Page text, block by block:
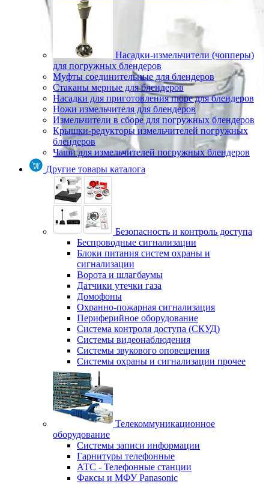
Насадки-измельчители (чопперы)
для погружных блендеров
Муфты соединительные для блендеров
Стаканы мерные для блендеров
Насадки для приготовления пюре для блендеров
Ножи измельчителя для блендеров
Измельчители в сборе для погружных блендеров
Крышки-редукторы измельчителей погружных
блендеров
Чаши для измельчителей погружных блендеров
Другие товары каталога
Безопасность и контроль доступа
Беспроводные сигнализации
Блоки питания систем охраны и
сигнализации
Ворота и шлагбаумы
Датчики утечки газа
Домофоны
Охранно-пожарная сигнализация
Периферийное оборудование
Система контроля доступа (СКУД)
Системы видеонаблюдения
Системы звукового оповещения
Системы охраны и сигнализации прочее
Телекоммуникационное
оборудование
Системы записи информации
Гарнитуры телефонные
АТС - Телефонные станции
Факсы и МФУ Panasonic